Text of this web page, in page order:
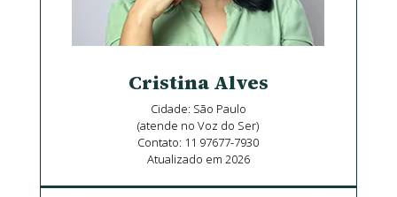
Cristina Alves
Cidade: São Paulo
(atende no Voz do Ser)
Contato: 11 97677-7930
Atualizado em 2026